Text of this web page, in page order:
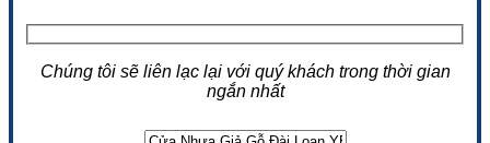
Chúng tôi sẽ liên lạc lại với quý khách trong thời gian
ngắn nhất